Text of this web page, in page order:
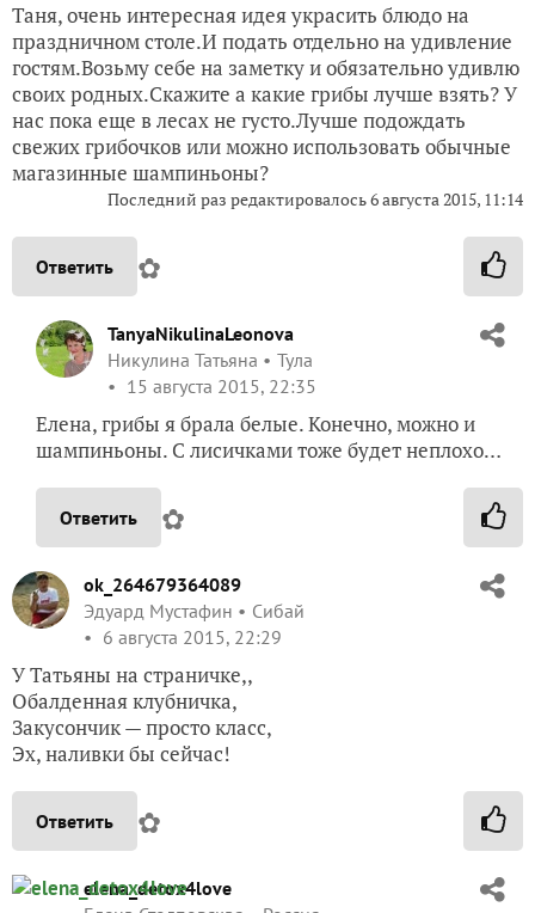
Таня, очень интересная идея украсить блюдо на
праздничном столе.И подать отдельно на удивление
гостям.Возьму себе на заметку и обязательно удивлю
своих родных.Скажите а какие грибы лучше взять? У
нас пока еще в лесах не густо.Лучше подождать
свежих грибочков или можно использовать обычные
магазинные шампиньоны?
Последний раз редактировалось6 августа 2015, 11:14
Ответить ✿
TanyaNikulinaLeonova
Никулина Татьяна
Тула
15 августа 2015, 22:35
Елена, грибы я брала белые. Конечно, можно и
шампиньоны. С лисичками тоже будет неплохо…
Ответить ✿
ok_264679364089
Эдуард Мустафин
Сибай
6 августа 2015, 22:29
У Татьяны на страничке,,
Обалденная клубничка,
Закусончик — просто класс,
Эх, наливки бы сейчас!
Ответить ✿
elena_detox4love